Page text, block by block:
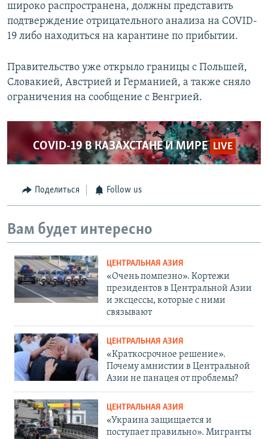
широко распространена, должны представить
подтверждение отрицательного анализа на COVID-
19 либо находиться на карантине по прибытии.
Правительство уже открыло границы с Польшей,
Словакией, Австрией и Германией, а также сняло
ограничения на сообщение с Венгрией.
COVID-19 В КАЗАХСТАНЕ И МИРЕ LIVE
Поделиться Follow us
Вам будет интересно
ЦЕНТРАЛЬНАЯ АЗИЯ
«Очень помпезно». Кортежи
президентов в Центральной Азии
и эксцессы, которые с ними
связывают
ЦЕНТРАЛЬНАЯ АЗИЯ
«Краткосрочное решение».
Почему амнистии в Центральной
Азии не панацея от проблемы?
ЦЕНТРАЛЬНАЯ АЗИЯ
«Украина защищается и
поступает правильно». Мигранты